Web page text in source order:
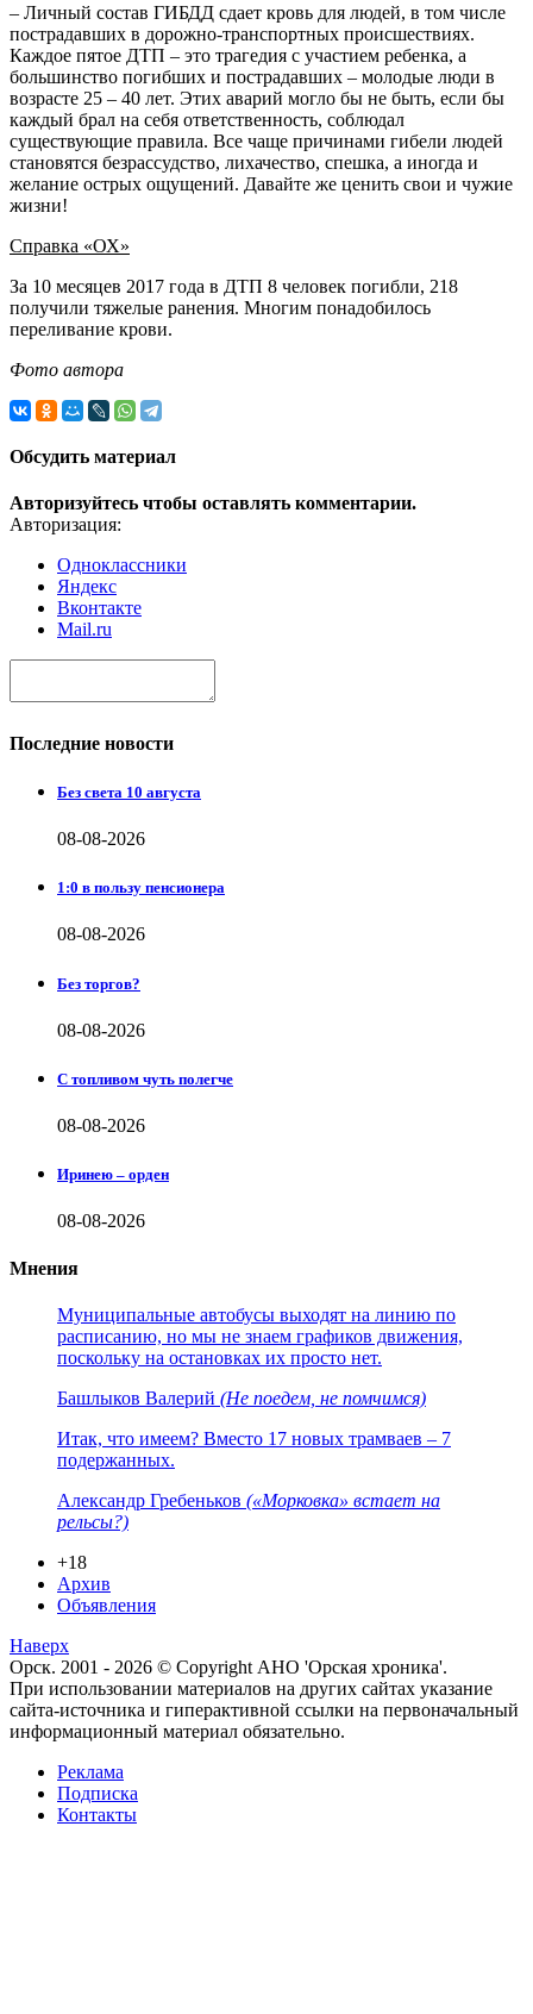
– Личный состав ГИБДД сдает кровь для людей, в том числе
пострадавших в дорожно-транспортных происшествиях.
Каждое пятое ДТП – это трагедия с участием ребенка, а
большинство погибших и пострадавших – молодые люди в
возрасте 25 – 40 лет. Этих аварий могло бы не быть, если бы
каждый брал на себя ответственность, соблюдал
существующие правила. Все чаще причинами гибели людей
становятся безрассудство, лихачество, спешка, а иногда и
желание острых ощущений. Давайте же ценить свои и чужие
жизни!
Справка «ОХ»
За 10 месяцев 2017 года в ДТП 8 человек погибли, 218
получили тяжелые ранения. Многим понадобилось
переливание крови.
Фото автора
Обсудить материал
Авторизуйтесь чтобы оставлять комментарии.
Авторизация:
Одноклассники
Яндекс
Вконтакте
Mail.ru
Последние новости
Без света 10 августа
08-08-2026
1:0 в пользу пенсионера
08-08-2026
Без торгов?
08-08-2026
С топливом чуть полегче
08-08-2026
Иринею – орден
08-08-2026
Мнения
Муниципальные автобусы выходят на линию по
расписанию, но мы не знаем графиков движения,
поскольку на остановках их просто нет.
Башлыков Валерий (Не поедем, не помчимся)
Итак, что имеем? Вместо 17 новых трамваев – 7
подержанных.
Александр Гребеньков («Морковка» встает на
рельсы?)
+18
Архив
Объявления
Наверх
Орск. 2001 - 2026 © Copyright АНО 'Орская хроника'.
При использовании материалов на других сайтах указание
сайта-источника и гиперактивной ссылки на первоначальный
информационный материал обязательно.
Реклама
Подписка
Контакты